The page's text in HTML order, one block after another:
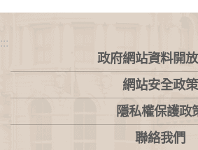
:::
政府網站資料開
網站安全政策
隱私權保護政
聯絡我們